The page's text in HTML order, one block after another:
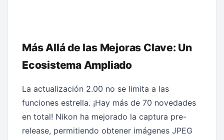
Más Allá de las Mejoras Clave: Un
Ecosistema Ampliado
La actualización 2.00 no se limita a las
funciones estrella. ¡Hay más de 70 novedades
en total! Nikon ha mejorado la captura pre-
release, permitiendo obtener imágenes JPEG